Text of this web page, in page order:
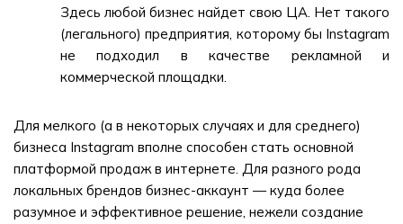
Здесь любой бизнес найдет свою ЦА. Нет такого
(легального) предприятия, которому бы Instagram
не подходил в качестве рекламной и
коммерческой площадки.
Для мелкого (а в некоторых случаях и для среднего)
бизнеса Instagram вполне способен стать основной
платформой продаж в интернете. Для разного рода
локальных брендов бизнес-аккаунт — куда более
разумное и эффективное решение, нежели создание